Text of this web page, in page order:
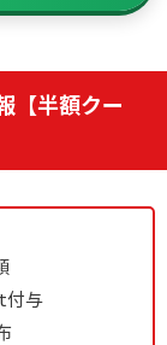
【半額クー
付与